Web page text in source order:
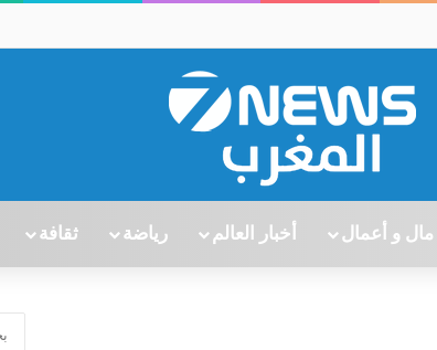
مال و أعمال أخبار العالم رياضة ثقافة